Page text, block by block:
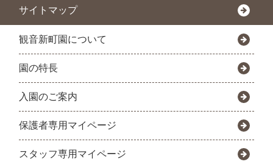
サイトマップ
観音新町園について
園の特長
入園のご案内
保護者専用マイページ
スタッフ専用マイページ